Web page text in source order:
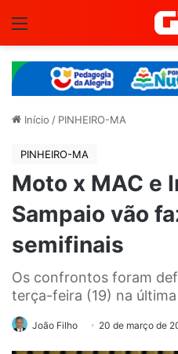
Início / PINHEIRO-MA
PINHEIRO-MA
Moto x MAC e
Sampaio vão
semifinais
Os confrontos foram
terça-feira (19) na
João Filho 20 de março de